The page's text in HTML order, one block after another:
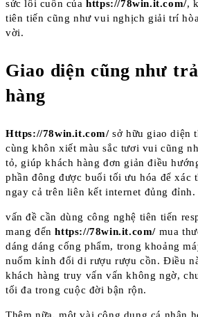
sức lôi cuốn củahttps://78win.it.com/,
tiên tiến cũng như vui nghịch giải trí
vời.
Giao diện cũng như
hàng
Https://78win.it.com/sở hữu giao diện
cùng khôn xiết màu sắc tươi vui cũng
tỏ, giúp khách hàng đơn giản điều
phần đông được buổi tối ưu hóa để xác
ngay cả trên liên kết internet đủng đỉnh.
vấn đề cần dùng công nghệ tiên tiến
mang đếnhttps://78win.it.com/ mua
dáng dáng cống phẩm, trong khoảng
nuốm kỉnh đổi di rượu rượu cồn. Điều
khách hàng truy vấn vấn không ngờ,
tối đa trong cuộc đời bận rộn.